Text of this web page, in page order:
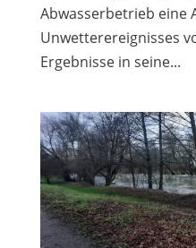
Abwasserbetrieb eine
Unwetterereignisses
Ergebnisse in seine...